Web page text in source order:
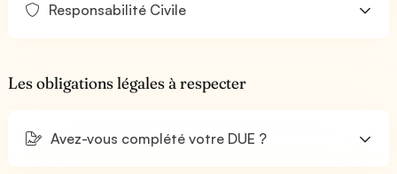
Responsabilité Civile
Les obligations légales à respecter
Avez-vous complété votre DUE ?